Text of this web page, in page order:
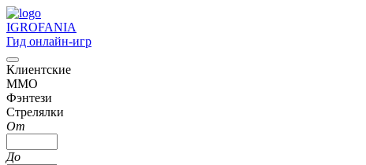
IGROFANIA
Гид онлайн-игр
Клиентские
MMO
Фэнтези
Стрелялки
От
До